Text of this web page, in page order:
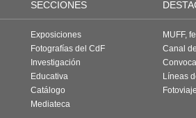
SECCIONES
Exposiciones
Fotografías del CdF
Investigación
Educativa
Catálogo
Mediateca
MUFF,
Canal
Líneas